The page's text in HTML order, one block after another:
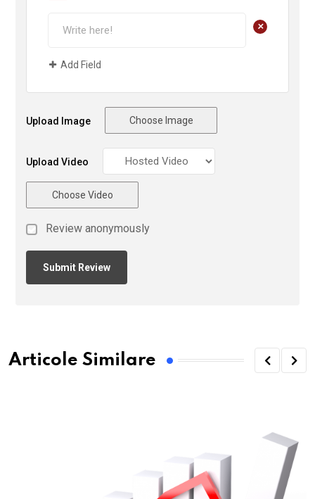
+
Add Field
Upload Image Choose Image
Upload Video
Choose Video
Review anonymously
Articole Similare